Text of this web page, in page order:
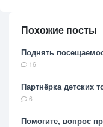
Похожие посты
Поднять
16
Партнёрка детских
6
Помогите, вопрос